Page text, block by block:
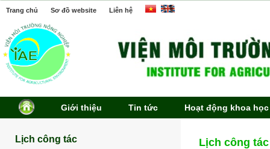
Trang chủ Sơ đồ website Liên hệ
Giới thiệu Tin tức Hoạt động khoa học
Lịch công tác Lịch công tác